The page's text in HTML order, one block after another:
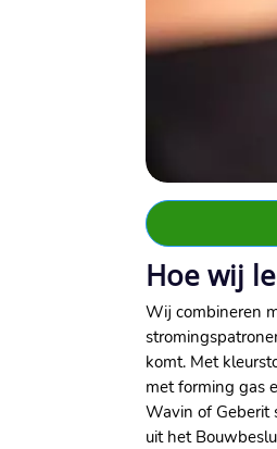
Hoe wij
Wij combineren
komt.​ Met
met forming gas
Wavin of Geberit
uit het